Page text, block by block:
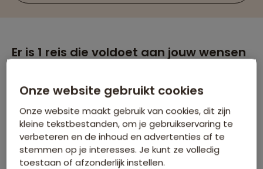
Er is 1 reis die voldoet aan jouw wensen
Onze website gebruikt cookies
Onze website maakt gebruik van cookies, dit zijn
kleine tekstbestanden, om je gebruikservaring te
verbeteren en de inhoud en advertenties af te
stemmen op je interesses. Je kunt ze volledig
toestaan of afzonderlijk instellen.